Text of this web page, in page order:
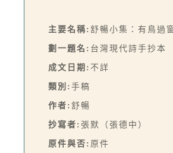
主要名稱: 舒暢小集：有鳥過
劃一題名: 台灣現代詩手抄本
成文日期: 不詳
類別: 手稿
作者: 舒暢
抄寫者: 張默（張德中）
原件與否: 原件